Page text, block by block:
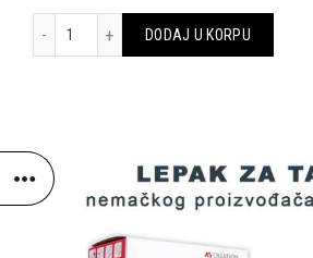
A.S. Création Wallpaper 341433 količina
DODAJ U KORPU